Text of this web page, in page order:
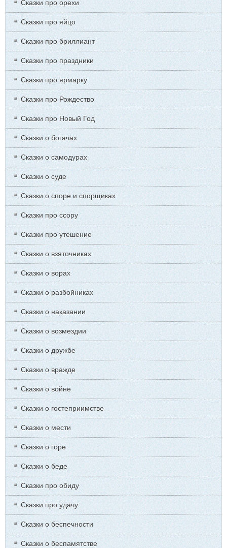
Сказки про орехи
Сказки про яйцо
Сказки про бриллиант
Сказки про праздники
Сказки про ярмарку
Сказки про Рождество
Сказки про Новый Год
Сказки о богачах
Сказки о самодурах
Сказки о суде
Сказки о споре и спорщиках
Сказки про ссору
Сказки про утешение
Сказки о взяточниках
Сказки о ворах
Сказки о разбойниках
Сказки о наказании
Сказки о возмездии
Сказки о дружбе
Сказки о вражде
Сказки о войне
Сказки о гостеприимстве
Сказки о мести
Сказки о горе
Сказки о беде
Сказки про обиду
Сказки про удачу
Сказки о беспечности
Сказки о беспамятстве